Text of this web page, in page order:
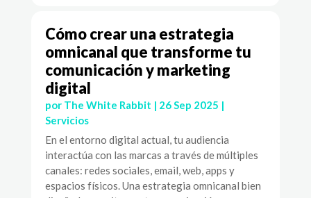
Cómo crear una estrategia
omnicanal que transforme tu
comunicación y marketing
digital
por The White Rabbit | 26 Sep 2025 |
Servicios
En el entorno digital actual, tu audiencia
interactúa con las marcas a través de múltiples
canales: redes sociales, email, web, apps y
espacios físicos. Una estrategia omnicanal bien